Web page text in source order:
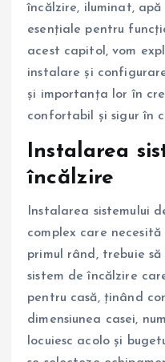
încălzire, iluminat,
esențiale pentru
acest capitol, vom
instalare și
și importanța lor în
confortabil și sigur în
Instalarea
încălzire
Instalarea sistemului
complex care
primul rând, trebuie
sistem de încălzire
pentru casă, ținând
dimensiunea casei,
locuiesc acolo și